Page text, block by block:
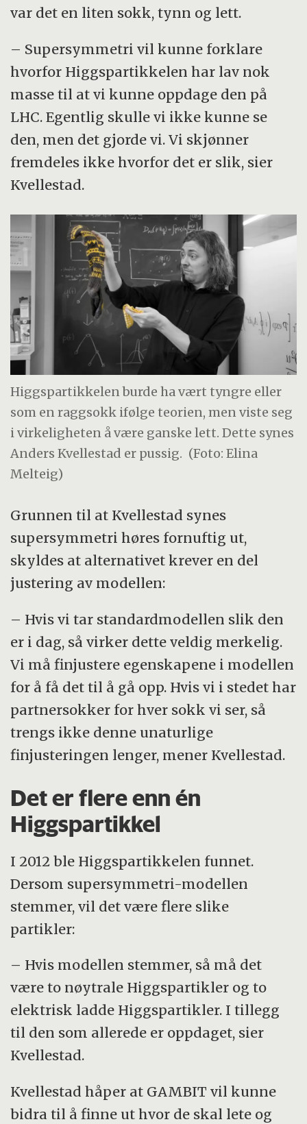
var det en liten sokk, tynn og lett.
– Supersymmetri vil kunne forklare
hvorfor Higgspartikkelen har lav nok
masse til at vi kunne oppdage den på
LHC. Egentlig skulle vi ikke kunne se
den, men det gjorde vi. Vi skjønner
fremdeles ikke hvorfor det er slik, sier
Kvellestad.
Higgspartikkelen burde ha vært tyngre eller
som en raggsokk ifølge teorien, men viste seg
i virkeligheten å være ganske lett. Dette synes
Anders Kvellestad er pussig. (Foto: Elina
Melteig)
Grunnen til at Kvellestad synes
supersymmetri høres fornuftig ut,
skyldes at alternativet krever en del
justering av modellen:
– Hvis vi tar standardmodellen slik den
er i dag, så virker dette veldig merkelig.
Vi må finjustere egenskapene i modellen
for å få det til å gå opp. Hvis vi i stedet har
partnersokker for hver sokk vi ser, så
trengs ikke denne unaturlige
finjusteringen lenger, mener Kvellestad.
Det er flere enn én
Higgspartikkel
I 2012 ble Higgspartikkelen funnet.
Dersom supersymmetri-modellen
stemmer, vil det være flere slike
partikler:
– Hvis modellen stemmer, så må det
være to nøytrale Higgspartikler og to
elektrisk ladde Higgspartikler. I tillegg
til den som allerede er oppdaget, sier
Kvellestad.
Kvellestad håper at GAMBIT vil kunne
bidra til å finne ut hvor de skal lete og